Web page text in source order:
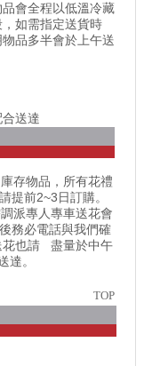
會全程以低溫冷藏
如需指定送貨時
品多半會於上午送
送達
存物品，所有花禮
提前2~3日訂購。
派專人專車送花會
務必電話與我們確
花也請 盡量於中午
達。
TOP